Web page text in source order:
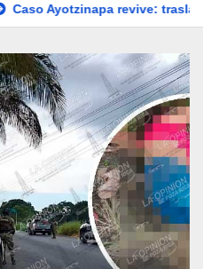
trasladan a